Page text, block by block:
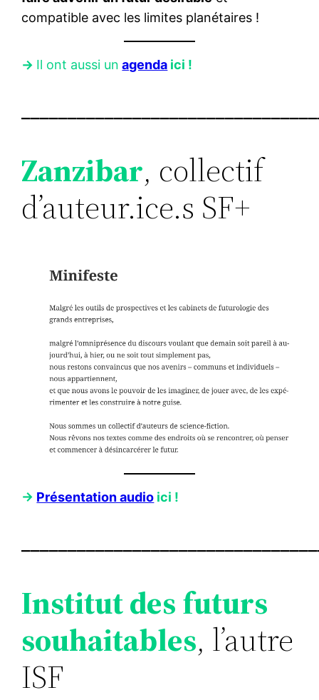
compatible avec les limites planétaires !
-> Il ont aussi un agenda ici !
Zanzibar, collectif
d’auteur.ice.s SF+
-> Présentation audio ici !
Institut des futurs
souhaitables, l’autre
ISF